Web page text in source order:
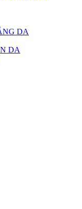
DA
DA